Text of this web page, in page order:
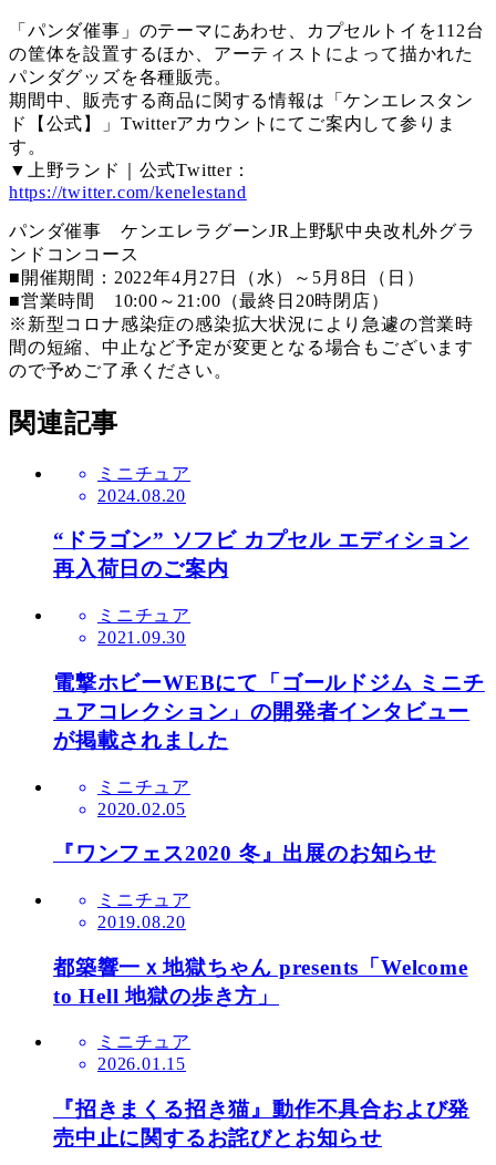
「パンダ催事」のテーマにあわせ、カプセルトイを112台
の筐体を設置するほか、アーティストによって描かれた
パンダグッズを各種販売。
期間中、販売する商品に関する情報は「ケンエレスタン
ド【公式】」Twitterアカウントにてご案内して参りま
す。
▼上野ランド｜公式Twitter：
https://twitter.com/kenelestand
パンダ催事 ケンエレラグーンJR上野駅中央改札外グラ
ンドコンコース
■開催期間：2022年4月27日（水）～5月8日（日）
■営業時間 10:00～21:00（最終日20時閉店）
※新型コロナ感染症の感染拡大状況により急遽の営業時
間の短縮、中止など予定が変更となる場合もございます
ので予めご了承ください。
関連記事
ミニチュア
2024.08.20
“ドラゴン” ソフビ カプセル エディション
再入荷日のご案内
ミニチュア
2021.09.30
電撃ホビーWEBにて「ゴールドジム ミニチ
ュアコレクション」の開発者インタビュー
が掲載されました
ミニチュア
2020.02.05
『ワンフェス2020 冬』出展のお知らせ
ミニチュア
2019.08.20
都築響一ｘ地獄ちゃん presents「Welcome
to Hell 地獄の歩き方」
ミニチュア
2026.01.15
『招きまくる招き猫』動作不具合および発
売中止に関するお詫びとお知らせ